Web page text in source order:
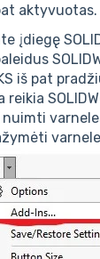
aktyvuotas.
įdiegę
iš pat
reikia